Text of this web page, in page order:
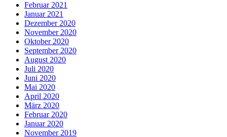
Februar 2021
Januar 2021
Dezember 2020
November 2020
Oktober 2020
September 2020
August 2020
Juli 2020
Juni 2020
Mai 2020
April 2020
März 2020
Februar 2020
Januar 2020
November 2019